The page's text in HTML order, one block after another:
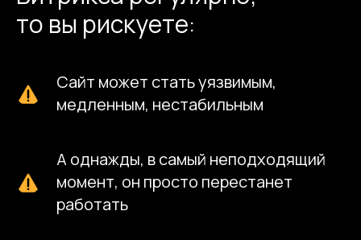
конфликтов.
логики и минимизация риска простоя.
Формат работы определяется после
анализа текущего состояния системы
Услуга актуальна для компаний с
действующими сайтами на 1С-Битрикс,
B2B-проектов и интернет-магазинов,
где стоимость технической ошибки
то вы рискуете:
Сайт может стать уязвимым,
медленным, нестабильным
А однажды, в самый неподходящий
момент, он просто перестанет
работать